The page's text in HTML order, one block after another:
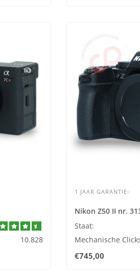
10.828
1 JAAR GARANTIE-
Nikon Z50 II nr.
Staat:
Mechanische
€745,00